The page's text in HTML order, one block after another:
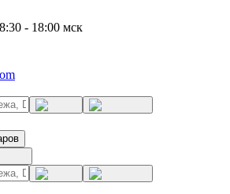
- 18:00 мск